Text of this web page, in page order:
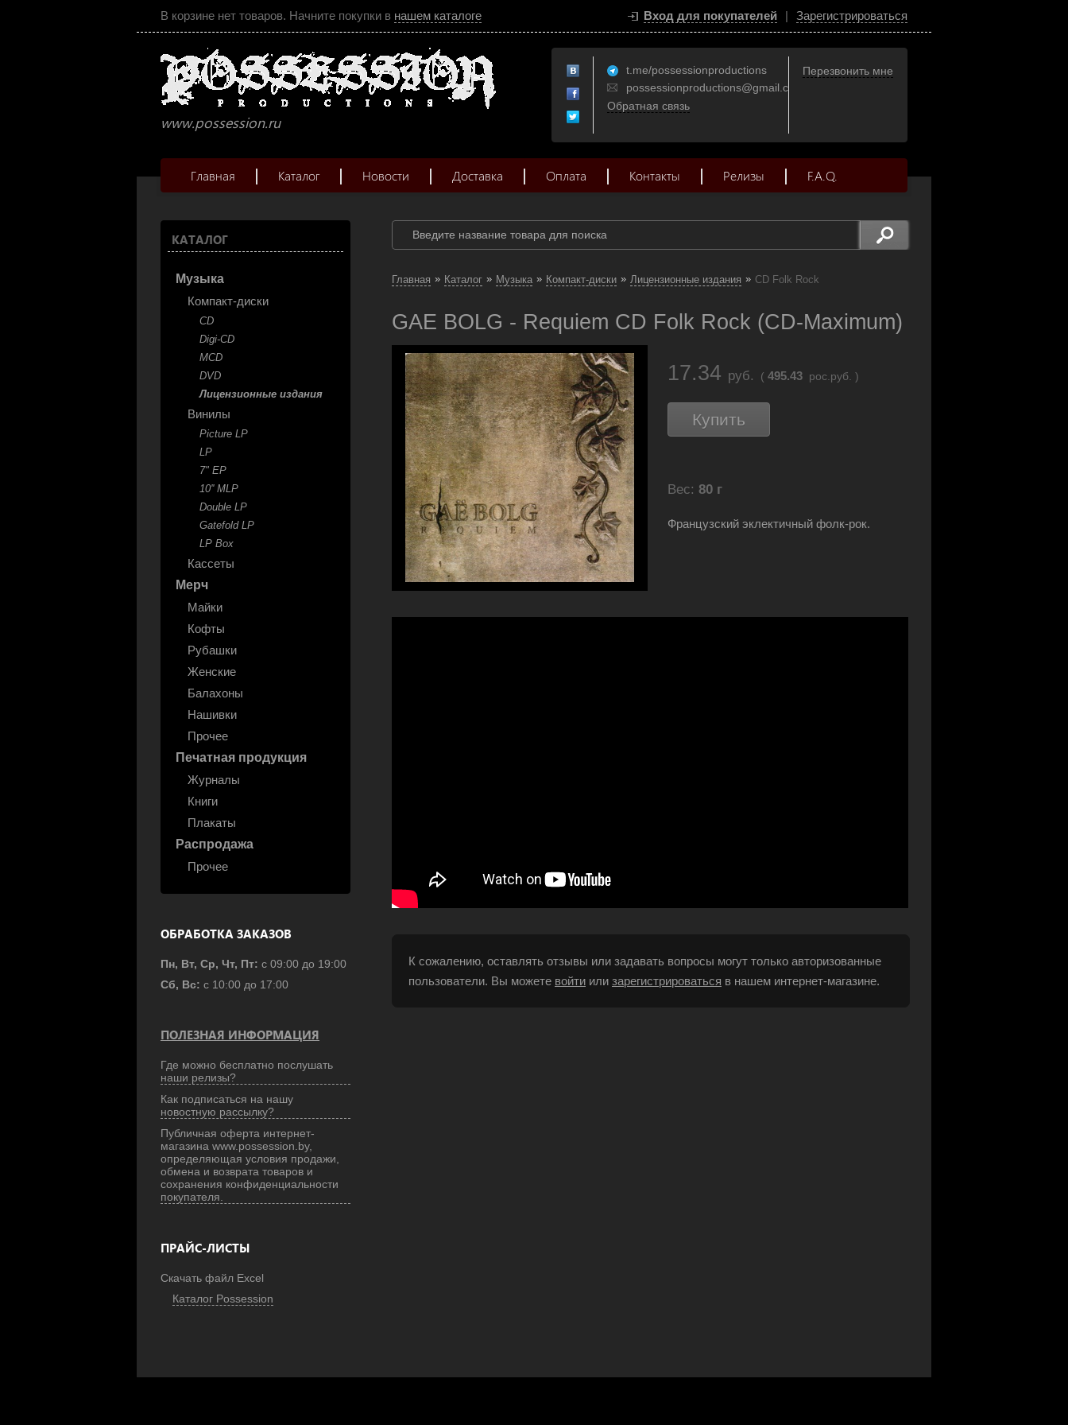
В корзине нет товаров. Начните покупки в нашем каталоге Вход для покупателей | Зарегистрироваться
www.possession.ru
t.me/possessionproductions
possessionproductions@gmail.com
Обратная связь
Перезвонить мне
Главная Каталог Новости Доставка Оплата Контакты Релизы F.A.Q.
КАТАЛОГ
Музыка
Компакт-диски
CD
Digi-CD
MCD
DVD
Лицензионные издания
Винилы
Picture LP
LP
7" EP
10'' MLP
Double LP
Gatefold LP
LP Box
Кассеты
Мерч
Майки
Кофты
Рубашки
Женские
Балахоны
Нашивки
Прочее
Печатная продукция
Журналы
Книги
Плакаты
Распродажа
Прочее
ОБРАБОТКА ЗАКАЗОВ
Пн, Вт, Ср, Чт, Пт: с 09:00 до 19:00
Сб, Вс: с 10:00 до 17:00
ПОЛЕЗНАЯ ИНФОРМАЦИЯ
Где можно бесплатно послушать
наши релизы?
Как подписаться на нашу
новостную рассылку?
Публичная оферта интернет-
магазина www.possession.by,
определяющая условия продажи,
обмена и возврата товаров и
сохранения конфиденциальности
покупателя.
ПРАЙС-ЛИСТЫ
Скачать файл Excel
Каталог Possession
Главная » Каталог » Музыка » Компакт-диски » Лицензионные издания » CD Folk Rock
GAE BOLG - Requiem CD Folk Rock (CD-Maximum)
17.34 руб. ( 495.43 рос.руб. )
Купить
Вес: 80 г
Французский эклектичный фолк-рок.
К сожалению, оставлять отзывы или задавать вопросы могут только авторизованные
пользователи. Вы можете войти или зарегистрироваться в нашем интернет-магазине.